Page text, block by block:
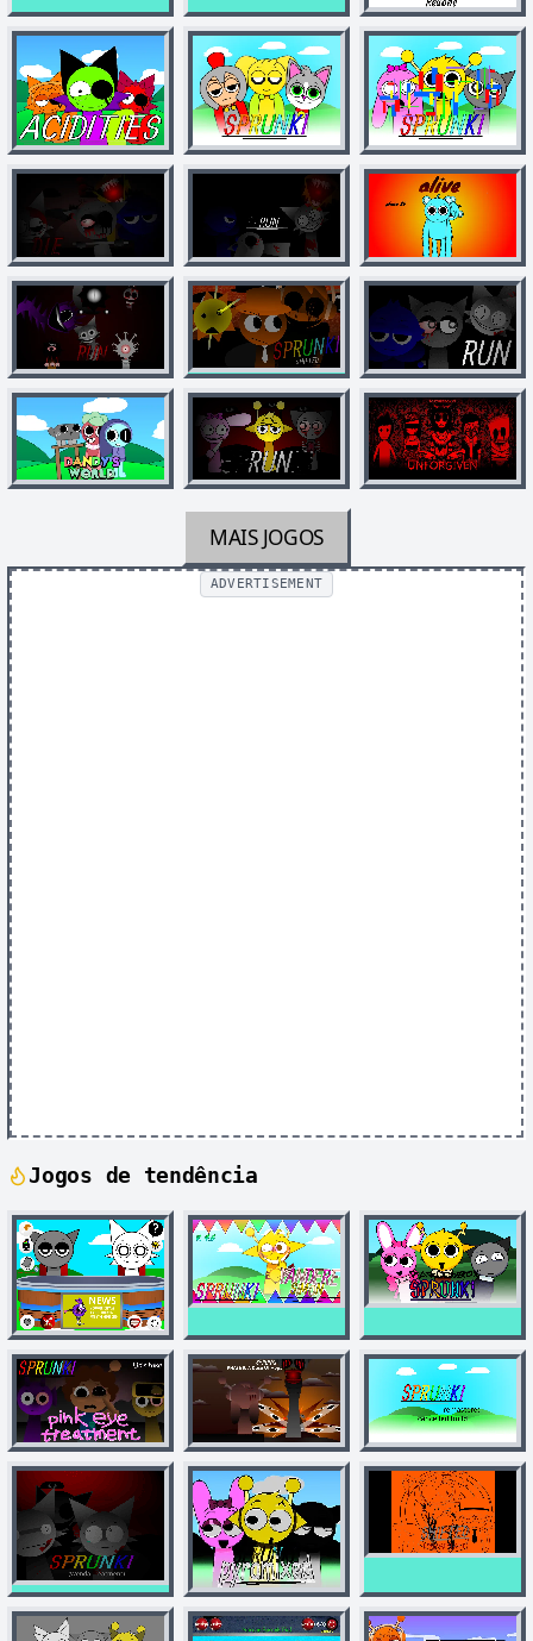
MAIS JOGOS
ADVERTISEMENT
Jogos de tendência